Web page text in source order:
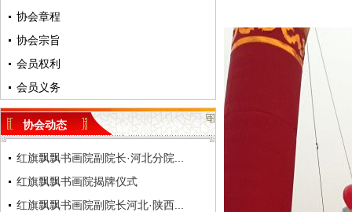
协会章程
协会宗旨
会员权利
会员义务
协会动态
红旗飘飘书画院副院长·河北分院...
红旗飘飘书画院揭牌仪式
红旗飘飘书画院副院长河北·陕西...